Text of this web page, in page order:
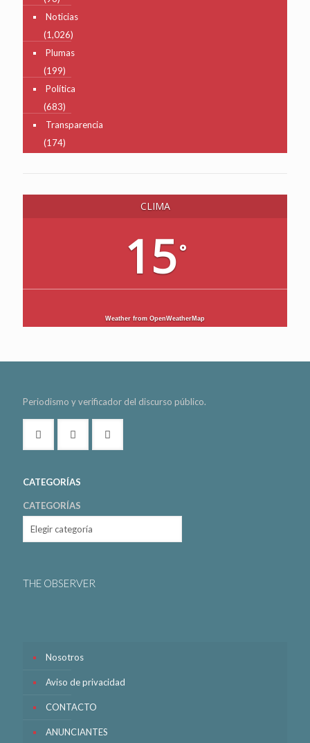
Noticias
(1,026)
Plumas
(199)
Política
(683)
Transparencia
(174)
CLIMA
15°
Weather from OpenWeatherMap
Periodismo y verificador del discurso público.
CATEGORÍAS
CATEGORÍAS
THE OBSERVER
Nosotros
Aviso de privacidad
CONTACTO
ANUNCIANTES